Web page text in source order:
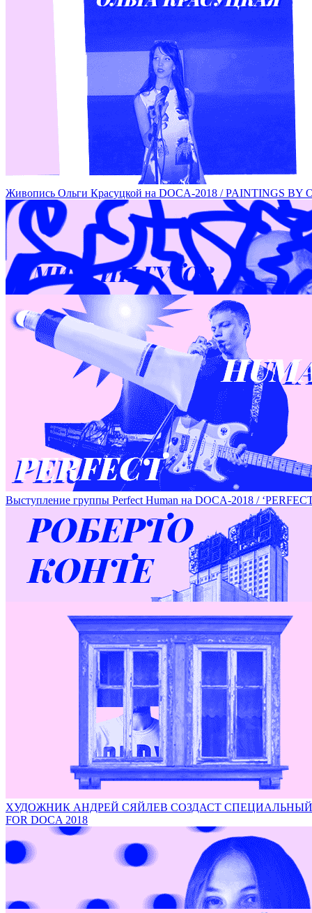
Перформанс Лизы Морозовой на DOCA-2018 /
Живопись Ольги Красуцкой на DOCA-2018 / PAINTINGS BY
Серия работ Дмитрия Гутова на DOCA-2018 / SERIES OF
Выступление группы Perfeсt Human на DOCA-2018 /
Проект итальянского фотографа Роберто Конте на DOCA-
ХУДОЖНИК АНДРЕЙ СЯЙЛЕВ СОЗДАСТ СПЕЦИАЛЬНЫЙ
FOR DOCA 2018